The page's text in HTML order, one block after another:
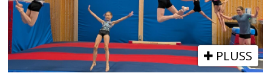
PLUSS